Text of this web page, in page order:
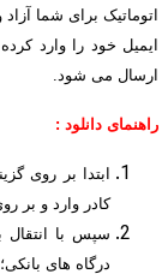
اتوماتیک برای شما
ایمیل خود را وارد
ارسال می شود.
راهنمای دانلود :
ابتدا بر روی
کادر وارد و بر
سپس با انتقال
درگاه های